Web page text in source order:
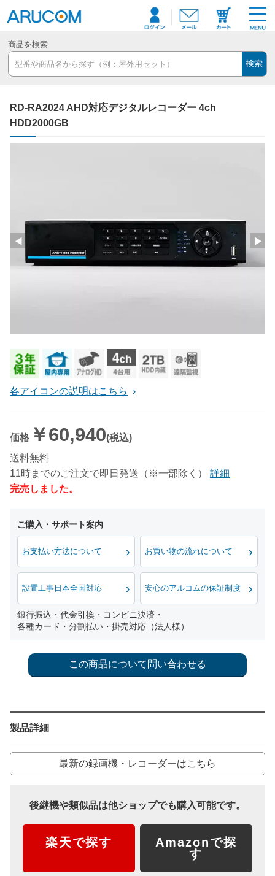
商品を検索
検索
RD-RA2024 AHD対応デジタルレコーダー 4ch
HDD2000GB
◀ ▶
各アイコンの説明はこちら
価格 ￥60,940(税込)
送料無料
11時までのご注文で即日発送（※一部除く）
詳細
完売しました。
お支払い方法について お買い物の流れについて
設置工事日本全国対応 安心のアルコムの保証制度
銀行振込・代金引換・コンビニ決済・
各種カード・分割払い・掛売対応（法人様）
製品詳細
最新の録画機・レコーダーはこちら
後継機や類似品は他ショップでも購入可能です。
楽天で探す
Amazonで探
す